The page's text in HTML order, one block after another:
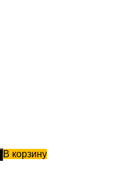
В корзину